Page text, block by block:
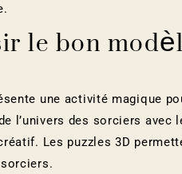
le bon
une activité magique
l’univers des sorciers
Les puzzles 3D